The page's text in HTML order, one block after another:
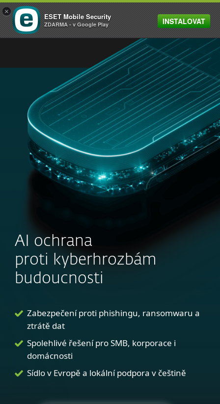
MENU
AI ochrana
proti kyberhrozbám
budoucnosti
Zabezpečení proti phishingu, ransomwaru a
ztrátě dat
Spolehlivé řešení pro SMB, korporace i
domácnosti
Sídlo v Evropě a lokální podpora v češtině
×
ESET Mobile Security
ZDARMA - v Google Play INSTALOVAT